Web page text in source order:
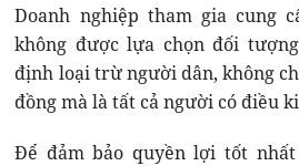
Doanh nghiệp tham gia cung
không được lựa chọn đối
định loại trừ người dân, không
đồng mà là tất cả người có điều
Để đảm bảo quyền lợi tốt